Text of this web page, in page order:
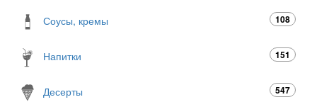
Соусы, кремы 108
Напитки 151
Десерты 547